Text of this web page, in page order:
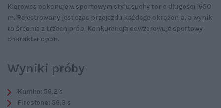
Kierowca pokonuje w sportowym stylu suchy tor o długości 1650
m. Rejestrowany jest czas przejazdu każdego okrążenia, a wynik
to średnia z trzech prób. Konkurencja odwzorowuje sportowy
charakter opon.
Wyniki próby
Kumho: 56,2 s
Firestone: 56,3 s